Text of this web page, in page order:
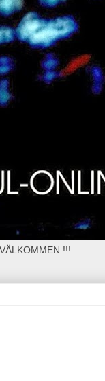
VÄLKOMMEN !!!